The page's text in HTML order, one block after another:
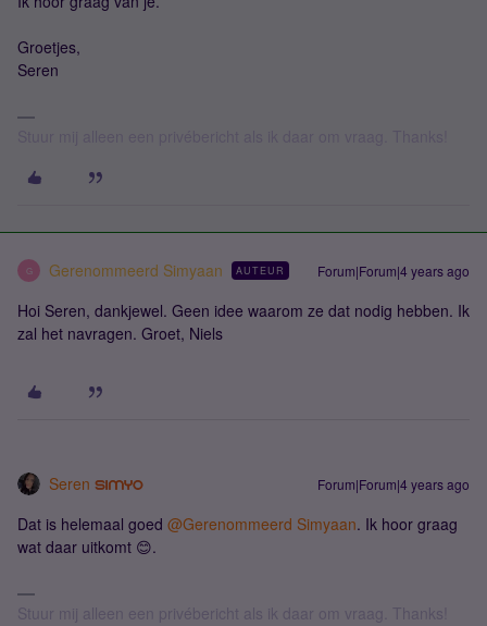
Groetjes,
Seren
G Gerenommeerd Simyaan AUTEUR Forum|Forum|4 years ago
Hoi Seren, dankjewel. Geen idee waarom ze dat nodig hebben. Ik
zal het navragen. Groet, Niels
Seren Forum|Forum|4 years ago
Dat is helemaal goed @Gerenommeerd Simyaan. Ik hoor graag
wat daar uitkomt 😊.
Stuur mij alleen een privébericht als ik daar om vraag. Thanks!